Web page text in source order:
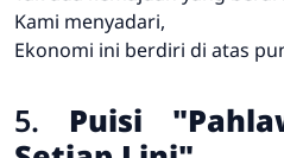
Kami menyadari,
Ekonomi ini berdiri di atas
5. Puisi